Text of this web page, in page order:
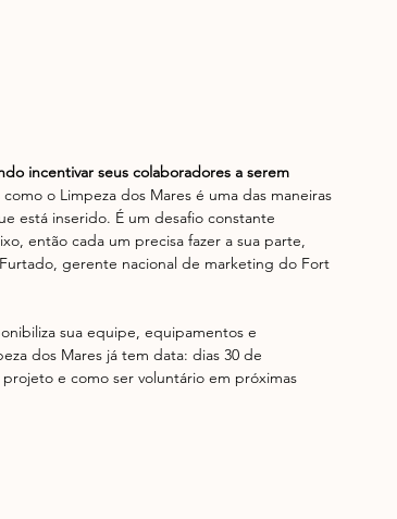
incentivar seus colaboradores a serem
o Limpeza dos Mares é uma das maneiras
está inserido. É um desafio constante
então cada um precisa fazer a sua parte,
gerente nacional de marketing do Fort
sua equipe, equipamentos e
dos Mares já tem data: dias 30 de
e como ser voluntário em próximas